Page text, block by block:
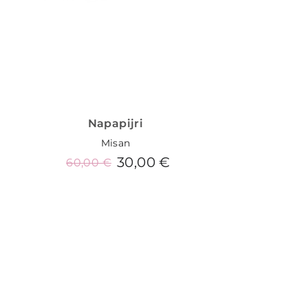
Napapijri
Misan
30,00 €
60,00 €